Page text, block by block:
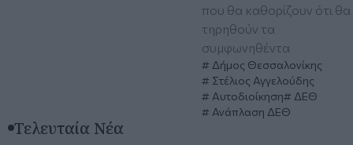
που θα καθορίζουν ότι θα
τηρηθούν τα
συμφωνηθέντα
Δήμος Θεσσαλονίκης
Στέλιος Αγγελούδης
Αυτοδιοίκηση
ΔΕΘ
Ανάπλαση ΔΕΘ
Τελευταία Νέα